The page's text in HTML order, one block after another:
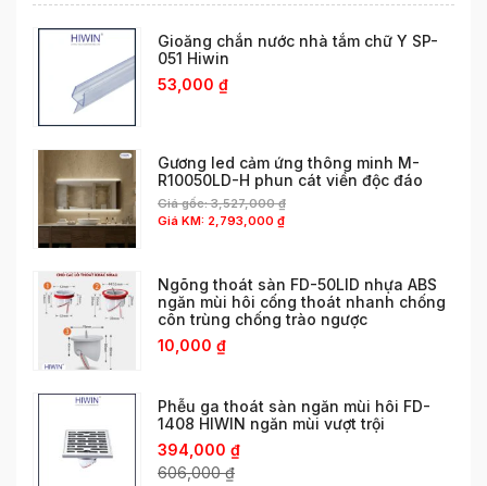
Gioăng chắn nước nhà tắm chữ Y SP-
051 Hiwin
53,000 ₫
Gương led cảm ứng thông minh M-
R10050LD-H phun cát viền độc đáo
Giá gốc:3,527,000₫
Giá KM: 2,793,000 ₫
Ngõng thoát sàn FD-50LID nhựa ABS
ngăn mùi hôi cống thoát nhanh chống
côn trùng chống trào ngược
10,000 ₫
Phễu ga thoát sàn ngăn mùi hôi FD-
1408 HIWIN ngăn mùi vượt trội
394,000 ₫
606,000₫